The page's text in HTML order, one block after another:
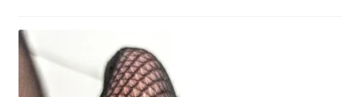
Wszystkie
produkty